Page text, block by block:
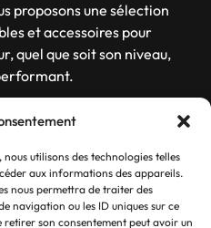
utilisons des technologies telles
aux informations des appareils.
nous permettra de traiter des
navigation ou les ID uniques sur ce
son consentement peut avoir un
proposons une sélection
et accessoires pour
quel que soit son niveau,